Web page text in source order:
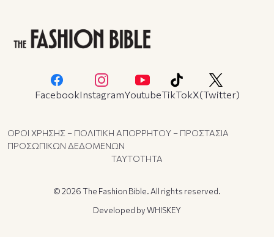
FacebookInstagramYoutubeTikTokX(Twitter)
ΟΡΟΙ ΧΡΗΣΗΣ – ΠΟΛΙΤΙΚΗ ΑΠΟΡΡΗΤΟΥ – ΠΡΟΣΤΑΣΙΑ
ΠΡΟΣΩΠΙΚΩΝ ΔΕΔΟΜΕΝΩΝ
ΤΑΥΤΟΤΗΤΑ
© 2026 The Fashion Bible. All rights reserved.
Developed byWHISKEY